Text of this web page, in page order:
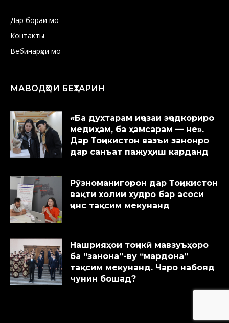
Дар бораи мо
Контакты
Вебинарҳои мо
МАВОДҲОИ БЕҲТАРИН
«Ба духтарам иҷозаи эҷодкориро
медиҳам, ба ҳамсарам — не».
Дар Тоҷикистон вазъи занонро
дар санъат пажуҳиш карданд
Рӯзноманигорон дар Тоҷикистон
вақти холии худро бар асоси
ҷинс тақсим мекунанд
Нашрияҳои тоҷикӣ мавзуъҳоро
ба “занона”-ву “мардона”
тақсим мекунанд. Чаро набояд
чунин бошад?